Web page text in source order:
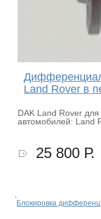
Land Rover в
DAK Land Rover
автомобилей: Land
25 800 Р.
Блокировка